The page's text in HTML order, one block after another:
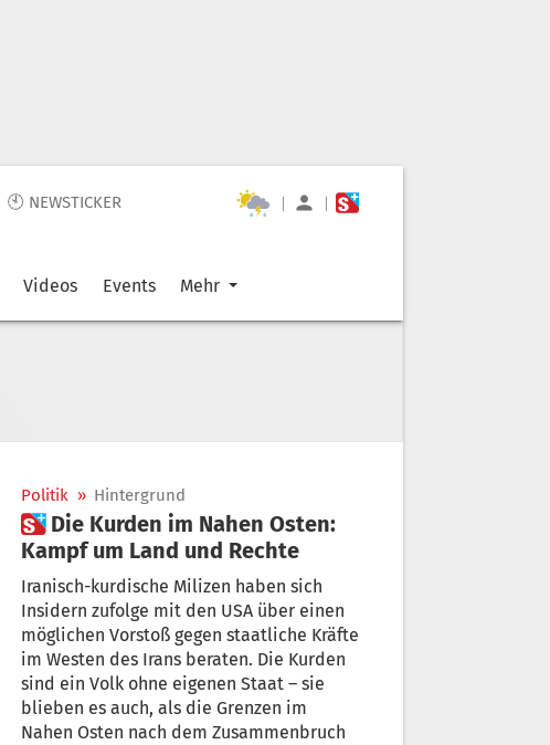
🕙 NEWSTICKER | |
Videos Events Mehr
Politik » Hintergrund
 Die Kurden im Nahen Osten:
Kampf um Land und Rechte
Iranisch-kurdische Milizen haben sich
Insidern zufolge mit den USA über einen
möglichen Vorstoß gegen staatliche Kräfte
im Westen des Irans beraten. Die Kurden
sind ein Volk ohne eigenen Staat – sie
blieben es auch, als die Grenzen im
Nahen Osten nach dem Zusammenbruch